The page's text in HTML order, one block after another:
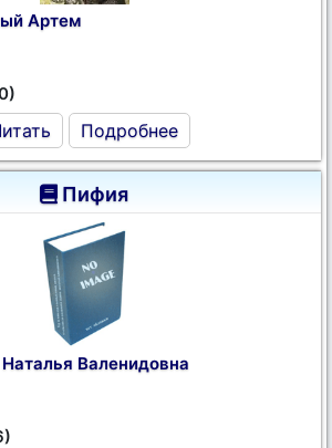
Артем
Подробнее
Пифия
Валенидовна